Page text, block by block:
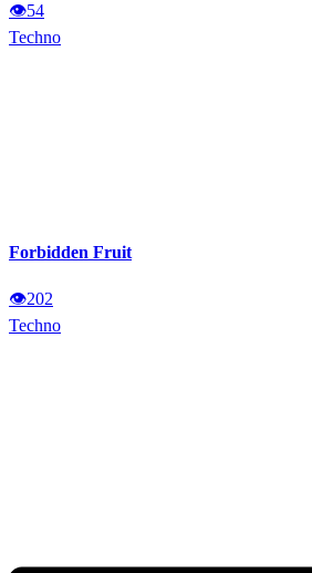
👁54
Techno
Forbidden Fruit
👁202
Techno